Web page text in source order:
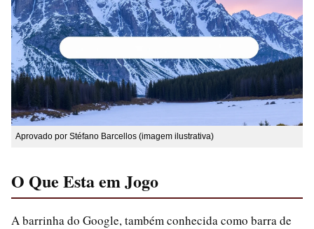
Aprovado por Stéfano Barcellos (imagem ilustrativa)
O Que Esta em Jogo
A barrinha do Google, também conhecida como barra de